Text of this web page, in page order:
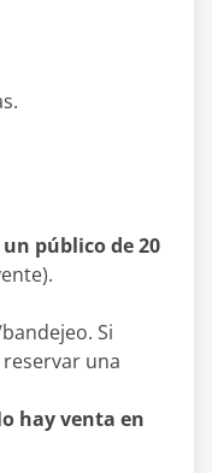
público de 20
Si
una
hay venta en